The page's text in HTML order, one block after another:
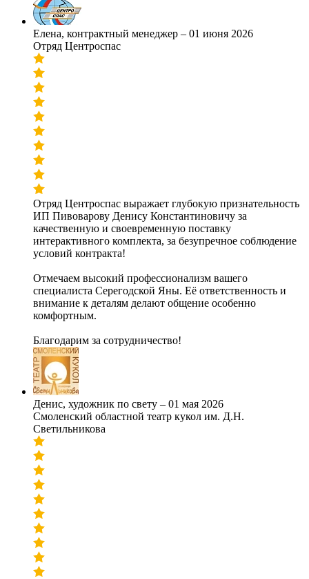
Елена, контрактный менеджер – 01 июня 2026
Отряд Центроспас
Отряд Центроспас выражает глубокую признательность
ИП Пивоварову Денису Константиновичу за
качественную и своевременную поставку
интерактивного комплекта, за безупречное соблюдение
условий контракта!
Отмечаем высокий профессионализм вашего
специалиста Серегодской Яны. Её ответственность и
внимание к деталям делают общение особенно
комфортным.
Благодарим за сотрудничество!
Денис, художник по свету – 01 мая 2026
Смоленский областной театр кукол им. Д.Н.
Светильникова